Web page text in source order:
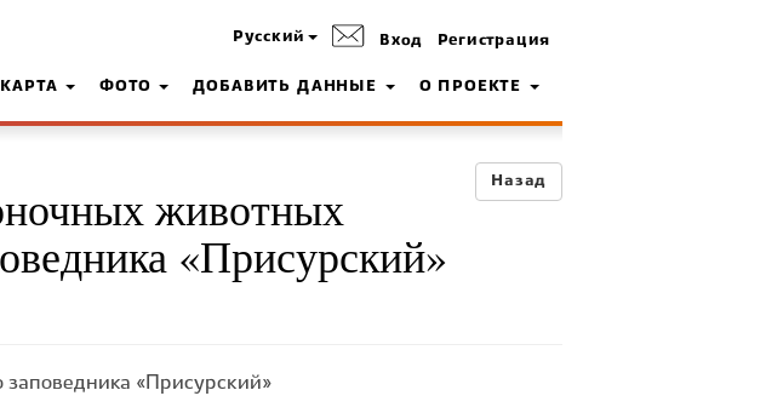
Русский Вход Регистрация
КАРТА ФОТО ДОБАВИТЬ ДАННЫЕ О ПРОЕКТЕ
Назад
животных
«Присурский»
заповедника «Присурский»